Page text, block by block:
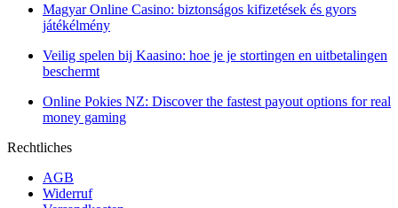
Magyar Online Casino: biztonságos kifizetések és gyors
játékélmény
Veilig spelen bij Kaasino: hoe je je stortingen en uitbetalingen
beschermt
Online Pokies NZ: Discover the fastest payout options for real
money gaming
Rechtliches
AGB
Widerruf